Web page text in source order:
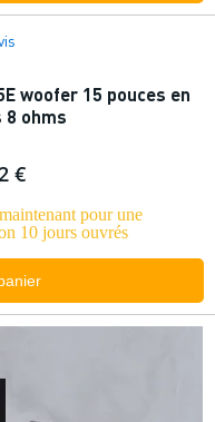
woofer 15 pouces en
ohms
€
pour une
10 jours ouvrés